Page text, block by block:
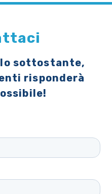
sottostante,
risponderà